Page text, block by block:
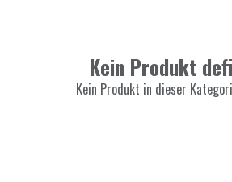
Kein Produkt
Kein Produkt in dieser